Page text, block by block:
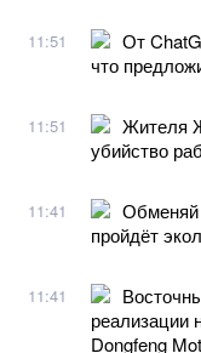
11:51
От
что
11:51
Жителя
убийство
11:41
Обменяй
пройдёт
11:41
реализации
Dongfeng